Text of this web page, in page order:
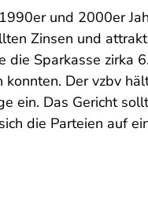
und 2000er
Zinsen und
Sparkasse zirka
konnten. Der vzbv
ein. Das Gericht
die Parteien auf